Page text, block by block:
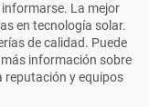
La mejor
en tecnología solar.
de calidad. Puede
información sobre
reputación y equipos